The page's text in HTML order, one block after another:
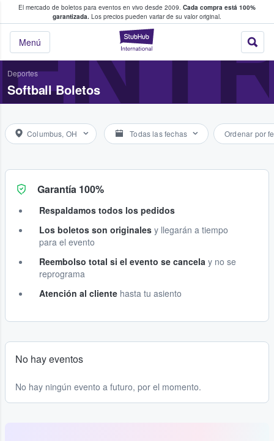
El mercado de boletos para eventos en vivo desde 2009. Cada compra está 100%
garantizada. Los precios pueden variar de su valor original.
StubHub: donde
Menú
fans compran y venden boletos
Deportes
Softball Boletos
Columbus, OH Todas las fechas Ordenar por
Garantía 100%
Respaldamos todos los pedidos
Los boletos son originales y llegarán a tiempo
para el evento
Reembolso total si el evento se cancela y no se
reprograma
Atención al cliente hasta tu asiento
No hay eventos
No hay ningún evento a futuro, por el momento.